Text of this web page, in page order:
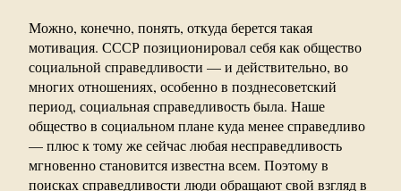
Можно, конечно, понять, откуда берется такая
мотивация. СССР позиционировал себя как общество
социальной справедливости — и действительно, во
многих отношениях, особенно в позднесоветский
период, социальная справедливость была. Наше
общество в социальном плане куда менее справедливо
— плюс к тому же сейчас любая несправедливость
мгновенно становится известна всем. Поэтому в
поисках справедливости люди обращают свой взгляд в